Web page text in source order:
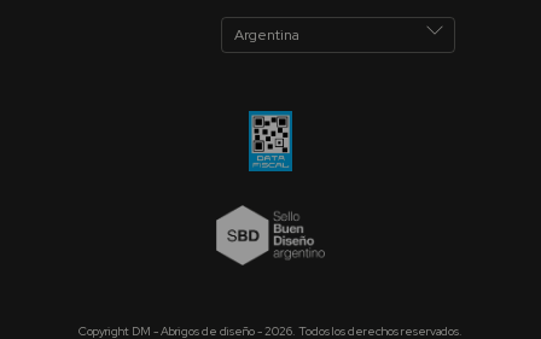
Copyright DM - Abrigos de diseño - 2026. Todos los derechos reservados.